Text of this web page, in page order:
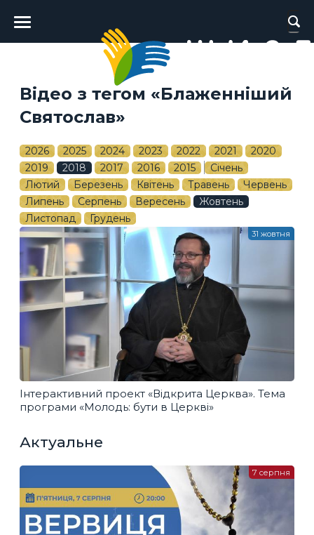
Головне
меню
Відео з тегом «Блаженніший
Святослав»
2026 2025 2024 2023 2022 2021
2020
2019
2018 2017 2016 2015
Січень
Лютий
Березень Квітень Травень
Червень
Липень
Серпень Вересень
Жовтень
Листопад
Грудень
Інтерактивний проект «Відкрита Церква». Тема
програми «Молодь: бути в Церкві»
31 жовтня
Актуальне
7 серпня